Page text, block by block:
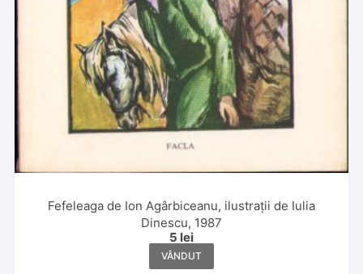
Fefeleaga de Ion Agârbiceanu, ilustrații de Iulia
Dinescu, 1987
5 lei
VÂNDUT